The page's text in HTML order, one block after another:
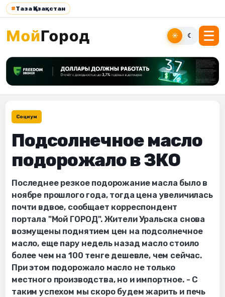
#Таза Қазақстан
☀ ☾
Социум
Подсолнечное масло
подорожало в ЗКО
Последнее резкое подорожание масла было в
ноябре прошлого года, тогда цена увеличилась
почти вдвое, сообщает корреспондент
портала "Мой ГОРОД". Жители Уральска снова
возмущены поднятием цен на подсолнечное
масло, еще пару недель назад масло стоило
более чем на 100 тенге дешевле, чем сейчас.
При этом подорожало масло не только
местного производства, но и импортное. - С
таким успехом мы скоро будем жарить и печь